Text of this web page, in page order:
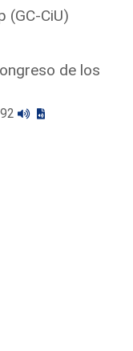
(GC-CiU)
de los